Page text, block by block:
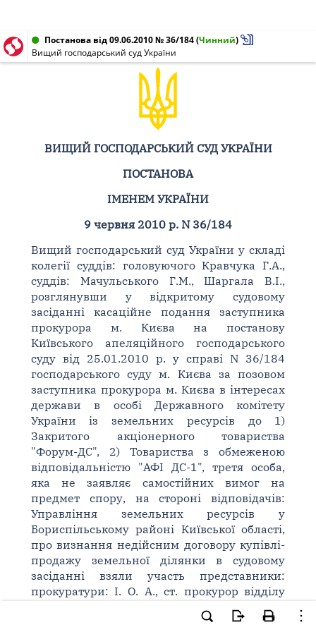
Постанова від 09.06.2010 № 36/184(Чинний)
Вищий господарський суд України
ВИЩИЙ ГОСПОДАРСЬКИЙ СУД УКРАЇНИ
ПОСТАНОВА
ІМЕНЕМ УКРАЇНИ
9 червня 2010 р. N 36/184
Вищий господарський суд України у складі
колегії суддів: головуючого Кравчука Г.А.,
суддів: Мачульського Г.М., Шаргала В.І.,
розглянувши у відкритому судовому
засіданні касаційне подання заступника
прокурора м. Києва на постанову
Київського апеляційного господарського
суду від 25.01.2010 р. у справі N 36/184
господарського суду м. Києва за позовом
заступника прокурора м. Києва в інтересах
держави в особі Державного комітету
України із земельних ресурсів до 1)
Закритого акціонерного товариства
"Форум-ДС", 2) Товариства з обмеженою
відповідальністю "АФІ ДС-1", третя особа,
яка не заявляє самостійних вимог на
предмет спору, на стороні відповідачів:
Управління земельних ресурсів у
Бориспільському районі Київської області,
про визнання недійсним договору купівлі-
продажу земельної ділянки в судовому
засіданні взяли участь представники:
прокуратури: І. О. А., ст. прокурор відділу
ГПУ, посв. [...], позивача: З. М. В., дов. [...].;
відповідача-1: З. Л.В., дов. [...]; відповідача-2: